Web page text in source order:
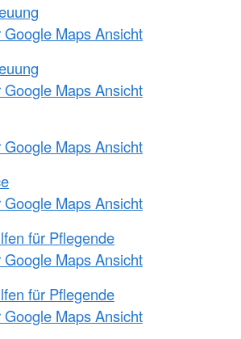
Google Maps Ansicht
Google Maps Ansicht
Google Maps Ansicht
Google Maps Ansicht
für Pflegende
Google Maps Ansicht
für Pflegende
Google Maps Ansicht